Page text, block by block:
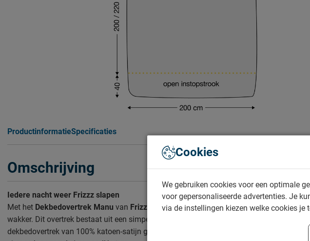
ProductinformatieSpecificaties
Omschrijving
Iedere nacht weer Frizzz slapen
Met het Dekbedovertrek Manu van Frizzz
wordt je iedere morgen weer Frizzz en fruitig
wakker. Dit overtrek bestaat uit een simpele kleur en is erg scherp geprijsd. Dit
dekbedovertrek van 100% katoen-satijn glanst extra mooi en heeft dezelfde verkoelende
Cookies
We gebruiken cookies voor een optimale
voor gepersonaliseerde advertenties. Je
via de instellingen kiezen welke cookies je